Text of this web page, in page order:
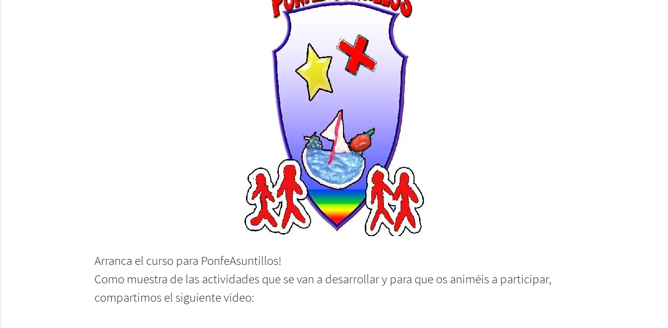
Arranca el curso para PonfeAsuntillos!
Como muestra de las actividades que se van a desarrollar y para que os animéis a participar,
compartimos el siguiente vídeo: